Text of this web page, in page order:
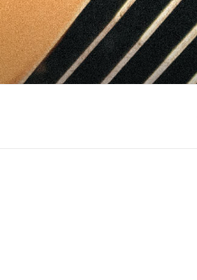
Pular
para
o
conteúdo